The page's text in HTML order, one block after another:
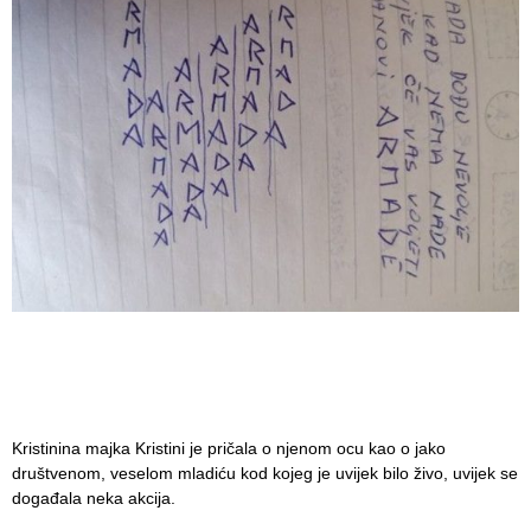
Kristinina majka Kristini je pričala o njenom ocu kao o jako
društvenom, veselom mladiću kod kojeg je uvijek bilo živo, uvijek se
događala neka akcija.